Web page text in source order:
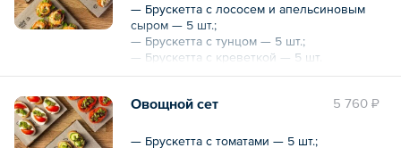
— Брускетта с лососем и апельсиновым
сыром — 5 шт.;
— Брускетта с тунцом — 5 шт.;
— Брускетта с креветкой — 5 шт.
5 760 ₽
Овощной сет
— Брускетта с томатами — 5 шт.;